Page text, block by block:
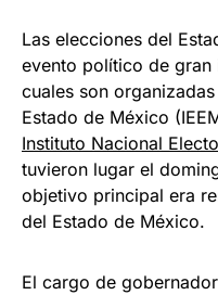
Las elecciones del
evento político de gran
cuales son
Estado de México
Instituto Nacional
tuvieron lugar el
objetivo principal era
del Estado de México.
El cargo de